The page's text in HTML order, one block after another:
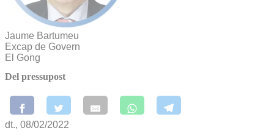
Jaume Bartumeu
Excap de Govern
El Gong
Del pressupost
dt., 08/02/2022